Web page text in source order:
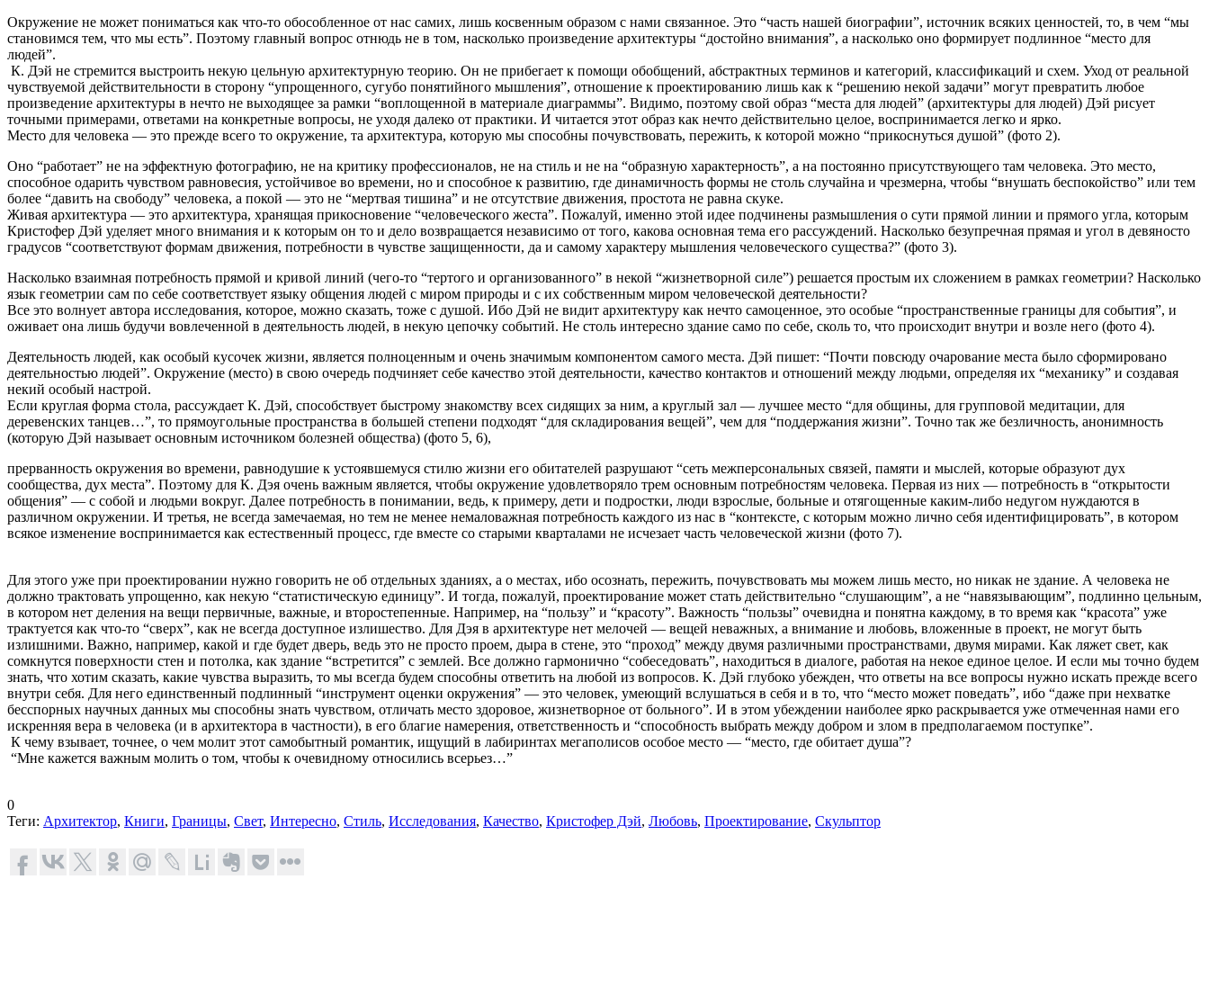
Окружение не может пониматься как что-то обособленное от нас самих, лишь косвенным образом с нами связанное. Это “часть нашей биографии”, источник всяких ценностей, то, в чем “мы
становимся тем, что мы есть”. Поэтому главный вопрос отнюдь не в том, насколько произведение архитектуры “достойно внимания”, а насколько оно формирует подлинное “место для
людей”.
К. Дэй не стремится выстроить некую цельную архитектурную теорию. Он не прибегает к помощи обобщений, абстрактных терминов и категорий, классификаций и схем. Уход от реальной
чувствуемой действительности в сторону “упрощенного, сугубо понятийного мышления”, отношение к проектированию лишь как к “решению некой задачи” могут превратить любое
произведение архитектуры в нечто не выходящее за рамки “воплощенной в материале диаграммы”. Видимо, поэтому свой образ “места для людей” (архитектуры для людей) Дэй рисует
точными примерами, ответами на конкретные вопросы, не уходя далеко от практики. И читается этот образ как нечто действительно целое, воспринимается легко и ярко.
Место для человека — это прежде всего то окружение, та архитектура, которую мы способны почувствовать, пережить, к которой можно “прикоснуться душой” (фото 2).
Оно “работает” не на эффектную фотографию, не на критику профессионалов, не на стиль и не на “образную характерность”, а на постоянно присутствующего там человека. Это место,
способное одарить чувством равновесия, устойчивое во времени, но и способное к развитию, где динамичность формы не столь случайна и чрезмерна, чтобы “внушать беспокойство” или тем
более “давить на свободу” человека, а покой — это не “мертвая тишина” и не отсутствие движения, простота не равна скуке.
Живая архитектура — это архитектура, хранящая прикосновение “человеческого жеста”. Пожалуй, именно этой идее подчинены размышления о сути прямой линии и прямого угла, которым
Кристофер Дэй уделяет много внимания и к которым он то и дело возвращается независимо от того, какова основная тема его рассуждений. Насколько безупречная прямая и угол в девяносто
градусов “соответствуют формам движения, потребности в чувстве защищенности, да и самому характеру мышления человеческого существа?” (фото 3).
Насколько взаимная потребность прямой и кривой линий (чего-то “тертого и организованного” в некой “жизнетворной силе”) решается простым их сложением в рамках геометрии? Насколько
язык геометрии сам по себе соответствует языку общения людей с миром природы и с их собственным миром человеческой деятельности?
Все это волнует автора исследования, которое, можно сказать, тоже с душой. Ибо Дэй не видит архитектуру как нечто самоценное, это особые “пространственные границы для события”, и
оживает она лишь будучи вовлеченной в деятельность людей, в некую цепочку событий. Не столь интересно здание само по себе, сколь то, что происходит внутри и возле него (фото 4).
Деятельность людей, как особый кусочек жизни, является полноценным и очень значимым компонентом самого места. Дэй пишет: “Почти повсюду очарование места было сформировано
деятельностью людей”. Окружение (место) в свою очередь подчиняет себе качество этой деятельности, качество контактов и отношений между людьми, определяя их “механику” и создавая
некий особый настрой.
Если круглая форма стола, рассуждает К. Дэй, способствует быстрому знакомству всех сидящих за ним, а круглый зал — лучшее место “для общины, для групповой медитации, для
деревенских танцев…”, то прямоугольные пространства в большей степени подходят “для складирования вещей”, чем для “поддержания жизни”. Точно так же безличность, анонимность
(которую Дэй называет основным источником болезней общества) (фото 5, 6),
прерванность окружения во времени, равнодушие к устоявшемуся стилю жизни его обитателей разрушают “сеть межперсональных связей, памяти и мыслей, которые образуют дух
сообщества, дух места”. Поэтому для К. Дэя очень важным является, чтобы окружение удовлетворяло трем основным потребностям человека. Первая из них — потребность в “открытости
общения” — с собой и людьми вокруг. Далее потребность в понимании, ведь, к примеру, дети и подростки, люди взрослые, больные и отягощенные каким-либо недугом нуждаются в
различном окружении. И третья, не всегда замечаемая, но тем не менее немаловажная потребность каждого из нас в “контексте, с которым можно лично себя идентифицировать”, в котором
всякое изменение воспринимается как естественный процесс, где вместе со старыми кварталами не исчезает часть человеческой жизни (фото 7).
Для этого уже при проектировании нужно говорить не об отдельных зданиях, а о местах, ибо осознать, пережить, почувствовать мы можем лишь место, но никак не здание. А человека не
должно трактовать упрощенно, как некую “статистическую единицу”. И тогда, пожалуй, проектирование может стать действительно “слушающим”, а не “навязывающим”, подлинно цельным,
в котором нет деления на вещи первичные, важные, и второстепенные. Например, на “пользу” и “красоту”. Важность “пользы” очевидна и понятна каждому, в то время как “красота” уже
трактуется как что-то “сверх”, как не всегда доступное излишество. Для Дэя в архитектуре нет мелочей — вещей неважных, а внимание и любовь, вложенные в проект, не могут быть
излишними. Важно, например, какой и где будет дверь, ведь это не просто проем, дыра в стене, это “проход” между двумя различными пространствами, двумя мирами. Как ляжет свет, как
сомкнутся поверхности стен и потолка, как здание “встретится” с землей. Все должно гармонично “собеседовать”, находиться в диалоге, работая на некое единое целое. И если мы точно будем
знать, что хотим сказать, какие чувства выразить, то мы всегда будем способны ответить на любой из вопросов. К. Дэй глубоко убежден, что ответы на все вопросы нужно искать прежде всего
внутри себя. Для него единственный подлинный “инструмент оценки окружения” — это человек, умеющий вслушаться в себя и в то, что “место может поведать”, ибо “даже при нехватке
бесспорных научных данных мы способны знать чувством, отличать место здоровое, жизнетворное от больного”. И в этом убеждении наиболее ярко раскрывается уже отмеченная нами его
искренняя вера в человека (и в архитектора в частности), в его благие намерения, ответственность и “способность выбрать между добром и злом в предполагаемом поступке”.
К чему взывает, точнее, о чем молит этот самобытный романтик, ищущий в лабиринтах мегаполисов особое место — “место, где обитает душа”?
“Мне кажется важным молить о том, чтобы к очевидному относились всерьез…”
0
Теги: Архитектор, Книги, Границы, Свет, Интересно, Стиль, Исследования, Качество, Кристофер Дэй, Любовь, Проектирование, Скульптор